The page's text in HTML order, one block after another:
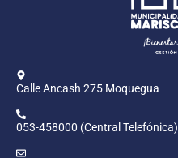
Calle Ancash 275 Moquegua
053-458000 (Central Telefónica)